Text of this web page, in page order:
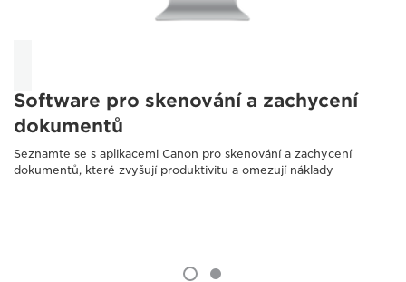
Software pro skenování a zachycení
dokumentů
Seznamte se s aplikacemi Canon pro skenování a zachycení
dokumentů, které zvyšují produktivitu a omezují náklady